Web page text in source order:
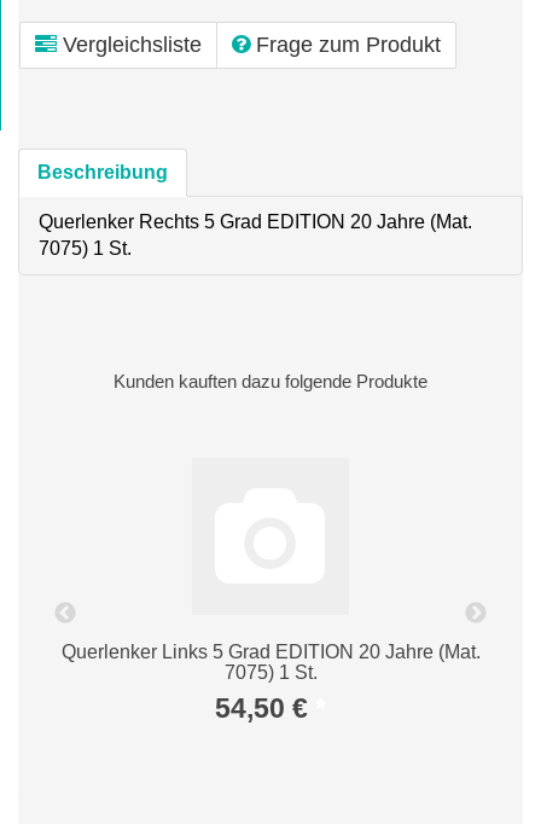
Vergleichsliste Frage zum Produkt
Beschreibung
Querlenker Rechts 5 Grad EDITION 20 Jahre (Mat.
7075) 1 St.
Kunden kauften dazu folgende Produkte
Querlenker Links 5 Grad EDITION 20 Jahre (Mat.
7075) 1 St.
54,50 €